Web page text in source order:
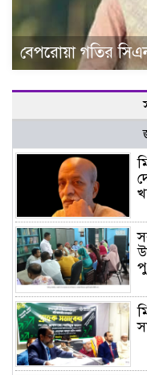
বেপরোয়া গতির